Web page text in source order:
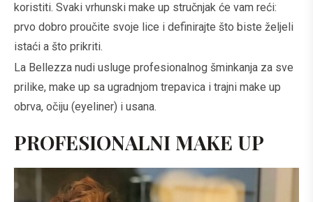
koristiti. Svaki vrhunski make up stručnjak će vam reći:
prvo dobro proučite svoje lice i definirajte što biste željeli
istaći a što prikriti.
La Bellezza nudi usluge profesionalnog šminkanja za sve
prilike, make up sa ugradnjom trepavica i trajni make up
obrva, očiju (eyeliner) i usana.
PROFESIONALNI MAKE UP